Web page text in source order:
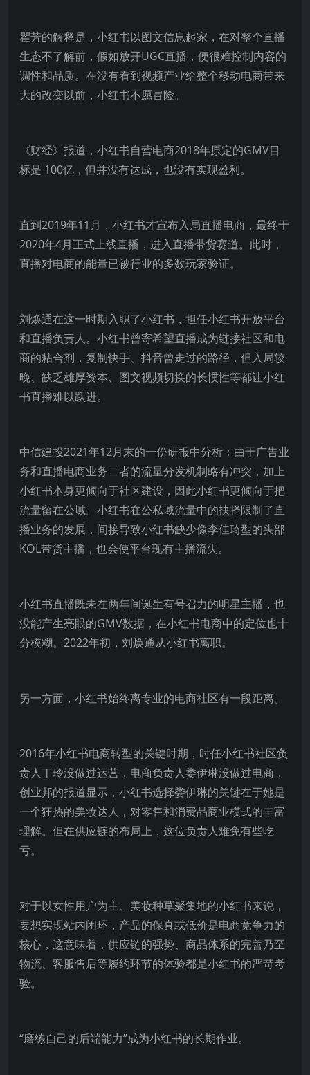
瞿芳的解释是，小红书以图文信息起家，在对整个直播
生态不了解前，假如放开UGC直播，便很难控制内容的
调性和品质。在没有看到视频产业给整个移动电商带来
大的改变以前，小红书不愿冒险。
《财经》报道，小红书自营电商2018年原定的GMV目
标是 100亿，但并没有达成，也没有实现盈利。
直到2019年11月，小红书才宣布入局直播电商，最终于
2020年4月正式上线直播，进入直播带货赛道。此时，
直播对电商的能量已被行业的多数玩家验证。
刘焕通在这一时期入职了小红书，担任小红书开放平台
和直播负责人。小红书曾寄希望直播成为链接社区和电
商的粘合剂，复制快手、抖音曾走过的路径，但入局较
晚、缺乏雄厚资本、图文视频切换的长惯性等都让小红
书直播难以跃进。
中信建投2021年12月末的一份研报中分析：由于广告业
务和直播电商业务二者的流量分发机制略有冲突，加上
小红书本身更倾向于社区建设，因此小红书更倾向于把
流量留在公域。小红书在公私域流量中的抉择限制了直
播业务的发展，间接导致小红书缺少像李佳琦型的头部
KOL带货主播，也会使平台现有主播流失。
小红书直播既未在两年间诞生有号召力的明星主播，也
没能产生亮眼的GMV数据，在小红书电商中的定位也十
分模糊。2022年初，刘焕通从小红书离职。
另一方面，小红书始终离专业的电商社区有一段距离。
2016年小红书电商转型的关键时期，时任小红书社区负
责人丁玲没做过运营，电商负责人娄伊琳没做过电商，
创业邦的报道显示，小红书选择娄伊琳的关键在于她是
一个狂热的美妆达人，对零售和消费品商业模式的丰富
理解。但在供应链的布局上，这位负责人难免有些吃
亏。
对于以女性用户为主、美妆种草聚集地的小红书来说，
要想实现站内闭环，产品的保真或低价是电商竞争力的
核心，这意味着，供应链的强势、商品体系的完善乃至
物流、客服售后等履约环节的体验都是小红书的严苛考
验。
“磨练自己的后端能力”成为小红书的长期作业。